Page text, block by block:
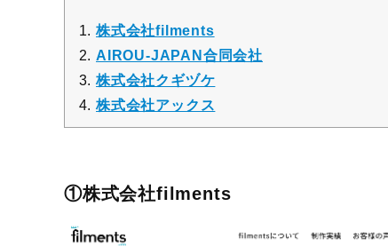
株式会社filments
AIROU-JAPAN合同会社
株式会社クギヅケ
株式会社アックス
①株式会社filments